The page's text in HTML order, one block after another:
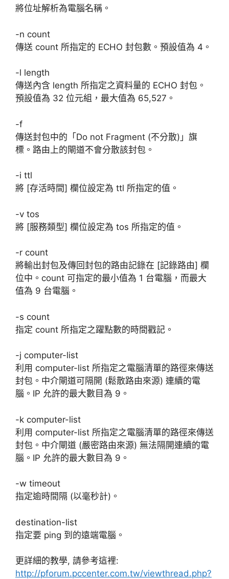
將位址解析為電腦名稱。
-n count
傳送 count 所指定的 ECHO 封包數。預設值為 4。
-l length
傳送內含 length 所指定之資料量的 ECHO 封包。
預設值為 32 位元組，最大值為 65,527。
-f
傳送封包中的「Do not Fragment (不分散)」旗
標。路由上的閘道不會分散該封包。
-i ttl
將 [存活時間] 欄位設定為 ttl 所指定的值。
-v tos
將 [服務類型] 欄位設定為 tos 所指定的值。
-r count
將輸出封包及傳回封包的路由記錄在 [記錄路由] 欄
位中。count 可指定的最小值為 1 台電腦，而最大
值為 9 台電腦。
-s count
指定 count 所指定之躍點數的時間戳記。
-j computer-list
利用 computer-list 所指定之電腦清單的路徑來傳送
封包。中介閘道可隔開 (鬆散路由來源) 連續的電
腦。IP 允許的最大數目為 9。
-k computer-list
利用 computer-list 所指定之電腦清單的路徑來傳送
封包。中介閘道 (嚴密路由來源) 無法隔開連續的電
腦。IP 允許的最大數目為 9。
-w timeout
指定逾時間隔 (以毫秒計)。
destination-list
指定要 ping 到的遠端電腦。
更詳細的教學, 請參考這裡:
http://pforum.pccenter.com.tw/viewthread.php?